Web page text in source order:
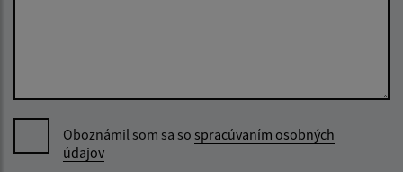
Oboznámil som sa so spracúvaním osobných
údajov